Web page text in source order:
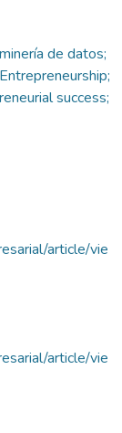
de datos;
success;
article/vie
article/vie